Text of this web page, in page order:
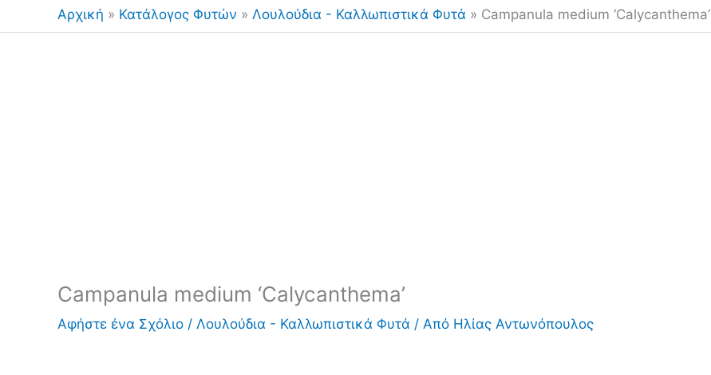
Αρχική » Κατάλογος Φυτών » Λουλούδια - Καλλωπιστικά Φυτά » Campanula medium ‘Calycanthema’
Campanula medium ‘Calycanthema’
Αφήστε ένα Σχόλιο / Λουλούδια - Καλλωπιστικά Φυτά / Από Ηλίας Αντωνόπουλος